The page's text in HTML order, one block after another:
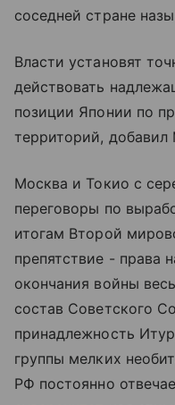
соседней стране
Власти установят
действовать
позиции Японии по
территорий,
Москва и Токио с
переговоры по
итогам Второй
препятствие - права
окончания войны
состав Советского
принадлежность
группы мелких
РФ постоянно